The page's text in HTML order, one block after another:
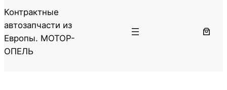
Контрактные
автозапчасти из
Европы. МОТОР-
ОПЕЛЬ